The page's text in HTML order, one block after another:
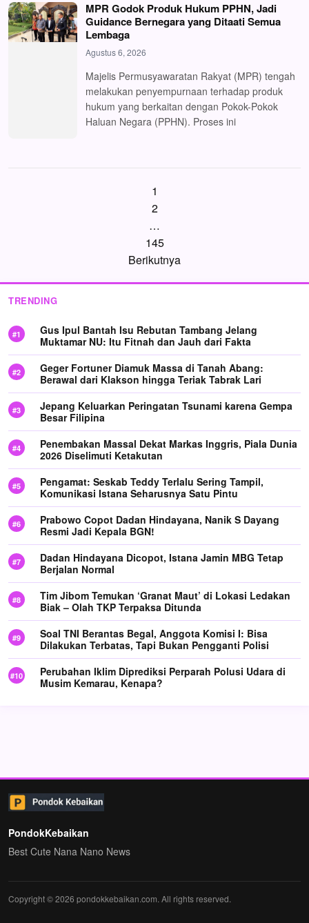
MPR Godok Produk Hukum PPHN, Jadi
Guidance Bernegara yang Ditaati Semua
Lembaga
Agustus 6, 2026
Majelis Permusyawaratan Rakyat (MPR) tengah
melakukan penyempurnaan terhadap produk
hukum yang berkaitan dengan Pokok-Pokok
Haluan Negara (PPHN). Proses ini
1
2
…
145
Berikutnya
TRENDING
Gus Ipul Bantah Isu Rebutan Tambang Jelang
Muktamar NU: Itu Fitnah dan Jauh dari Fakta
Geger Fortuner Diamuk Massa di Tanah Abang:
Berawal dari Klakson hingga Teriak Tabrak Lari
Jepang Keluarkan Peringatan Tsunami karena Gempa
Besar Filipina
Penembakan Massal Dekat Markas Inggris, Piala Dunia
2026 Diselimuti Ketakutan
Pengamat: Seskab Teddy Terlalu Sering Tampil,
Komunikasi Istana Seharusnya Satu Pintu
Prabowo Copot Dadan Hindayana, Nanik S Dayang
Resmi Jadi Kepala BGN!
Dadan Hindayana Dicopot, Istana Jamin MBG Tetap
Berjalan Normal
Tim Jibom Temukan ‘Granat Maut’ di Lokasi Ledakan
Biak – Olah TKP Terpaksa Ditunda
Soal TNI Berantas Begal, Anggota Komisi I: Bisa
Dilakukan Terbatas, Tapi Bukan Pengganti Polisi
Perubahan Iklim Diprediksi Perparah Polusi Udara di
Musim Kemarau, Kenapa?
PondokKebaikan
Best Cute Nana Nano News
Copyright © 2026 pondokkebaikan.com. All rights reserved.